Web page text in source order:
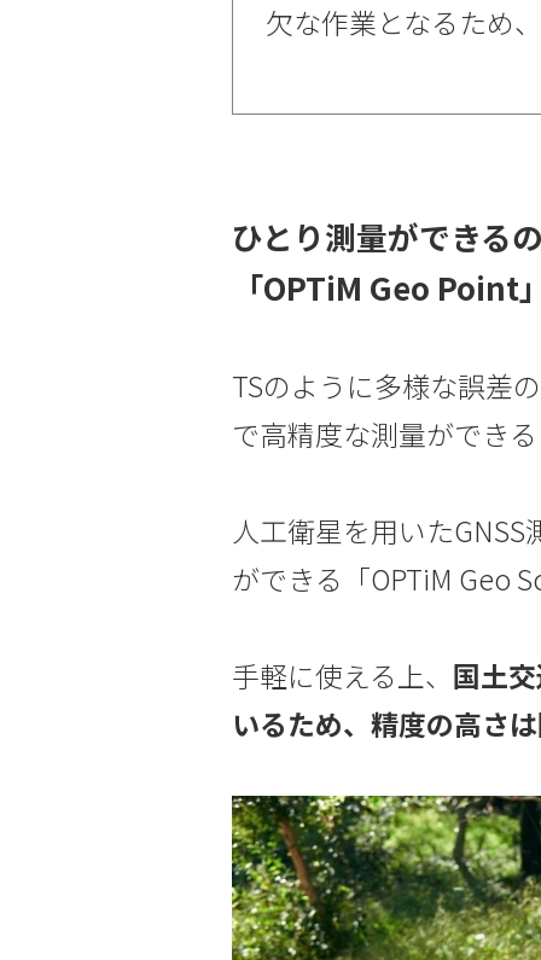
欠な作業となるため
ひとり測量ができる
「OPTiM Geo Point
TSのように多様な誤差
で高精度な測量ができ
人工衛星を用いた
ができる「OPTiM Geo
手軽に使える上、 国土
いるため、精度の高さ